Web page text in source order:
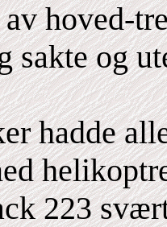
hoved-
sakte og
hadde
223